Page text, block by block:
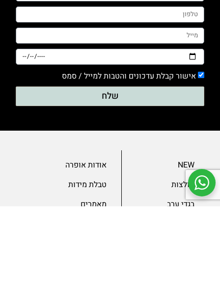
אישור קבלת עדכונים והטבות למייל / סמס
שלח
NEW
חולצות
בגדי ערב
אודות אופרה
טבלת מידות
מאמרים